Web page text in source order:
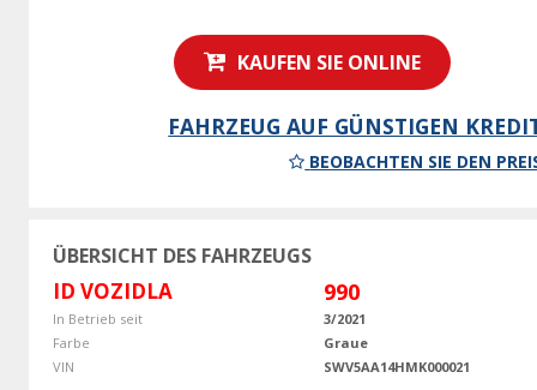
KAUFEN SIE ONLINE
FAHRZEUG AUF GÜNSTIGEN
BEOBACHTEN SIE DEN
ÜBERSICHT DES FAHRZEUGS
ID VOZIDLA 990
In Betrieb seit
3/2021
Farbe
Graue
VIN
SWV5AA14HMK000021